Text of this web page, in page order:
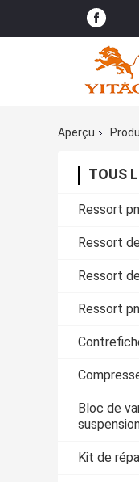
Aperçu
TOUS
Ressort
Ressort
Ressort
Ressort
Bloc de
Kit de